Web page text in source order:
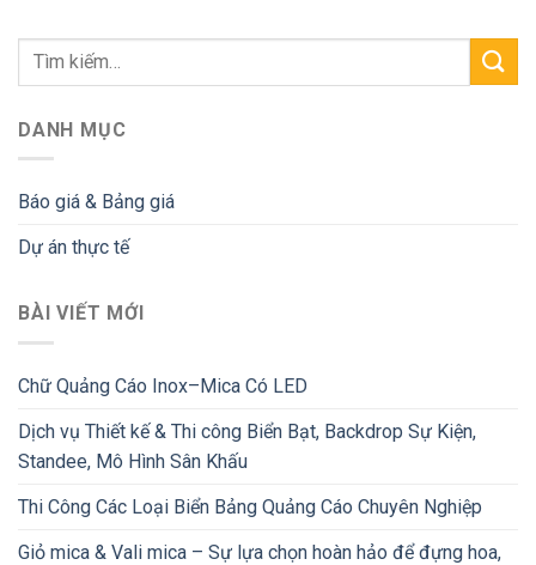
DANH MỤC
Báo giá & Bảng giá
Dự án thực tế
BÀI VIẾT MỚI
Chữ Quảng Cáo Inox–Mica Có LED
Dịch vụ Thiết kế & Thi công Biển Bạt, Backdrop Sự Kiện,
Standee, Mô Hình Sân Khấu
Thi Công Các Loại Biển Bảng Quảng Cáo Chuyên Nghiệp
Giỏ mica & Vali mica – Sự lựa chọn hoàn hảo để đựng hoa,